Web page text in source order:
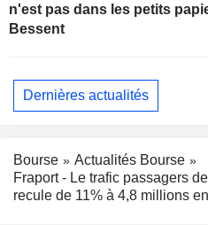
n'est pas dans les petits
Bessent
Dernières actualités
Bourse
Actualités Bourse
Fraport - Le trafic passagers
recule de 11% à 4,8 millions